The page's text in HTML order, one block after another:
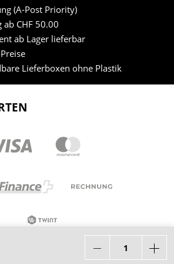
(A-Post Priority)
CHF 50.00
ab Lager lieferbar
Lieferboxen ohne Plastik